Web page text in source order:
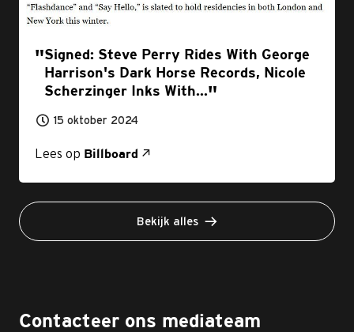
Signed: Steve Perry Rides With George
Harrison's Dark Horse Records, Nicole
Scherzinger Inks With...
15 oktober 2024
Lees op Billboard
Bekijk alles
Contacteer ons mediateam